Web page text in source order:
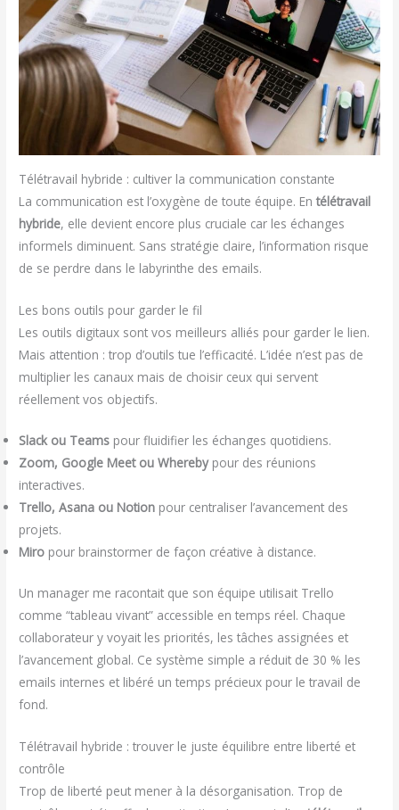
Télétravail hybride : cultiver la communication constante
La communication est l’oxygène de toute équipe. Entélétravail
hybride, elle devient encore plus cruciale car les échanges
informels diminuent. Sans stratégie claire, l’information risque
de se perdre dans le labyrinthe des emails.
Les bons outils pour garder le fil
Les outils digitaux sont vos meilleurs alliés pour garder le lien.
Mais attention : trop d’outils tue l’efficacité. L’idée n’est pas de
multiplier les canaux mais de choisir ceux qui servent
réellement vos objectifs.
Slack ou Teams pour fluidifier les échanges quotidiens.
Zoom, Google Meet ou Wherebypour des réunions
interactives.
Trello, Asana ou Notion pour centraliser l’avancement des
projets.
Miro pour brainstormer de façon créative à distance.
Un manager me racontait que son équipe utilisait Trello
comme “tableau vivant” accessible en temps réel. Chaque
collaborateur y voyait les priorités, les tâches assignées et
l’avancement global. Ce système simple a réduit de 30 % les
emails internes et libéré un temps précieux pour le travail de
fond.
Télétravail hybride : trouver le juste équilibre entre liberté et
contrôle
Trop de liberté peut mener à la désorganisation. Trop de